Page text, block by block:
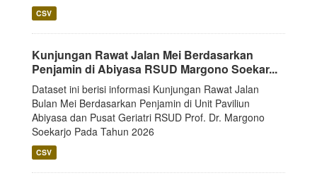
CSV
Kunjungan Rawat Jalan Mei Berdasarkan
Penjamin di Abiyasa RSUD Margono Soekar...
Dataset ini berisi informasi Kunjungan Rawat Jalan
Bulan Mei Berdasarkan Penjamin di Unit Paviliun
Abiyasa dan Pusat Geriatri RSUD Prof. Dr. Margono
Soekarjo Pada Tahun 2026
CSV